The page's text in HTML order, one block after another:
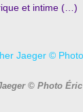
et intime (…)
© Photo Éric